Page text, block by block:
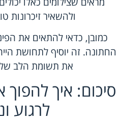
ולהשאיר זיכרונות
כמובן, כדאי להתאים את
החתונה. זה יוסיף לתחושת
את תשומת הלב
סיכום: איך
לרגוע